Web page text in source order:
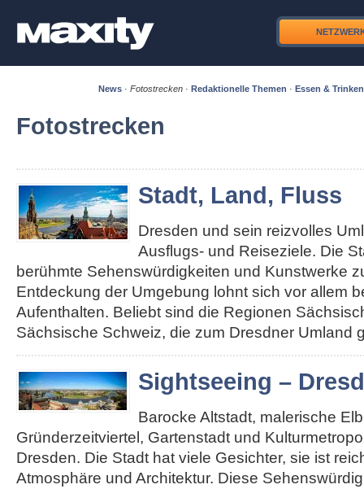
News· Fotostrecken· Redaktionelle Themen · Essen & Trinken
Fotostrecken
Stadt, Land, Fluss
Dresden und sein reizvolles
Ausflugs- und Reiseziele. Die
berühmte Sehenswürdigkeiten und Kunstwerke
Entdeckung der Umgebung lohnt sich vor allem
Aufenthalten. Beliebt sind die Regionen
Sächsische Schweiz, die zum Dresdner Umland
Sightseeing –
Barocke Altstadt, malerische
Gründerzeitviertel, Gartenstadt und
Dresden. Die Stadt hat viele Gesichter, sie ist
Atmosphäre und Architektur. Diese